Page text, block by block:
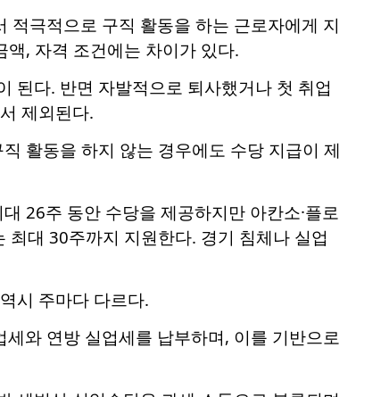
극적으로 구직 활동을 하는 근로자에게 지
, 자격 조건에는 차이가 있다.
된다. 반면 자발적으로 퇴사했거나 첫 취업
제외된다.
활동을 하지 않는 경우에도 수당 지급이 제
26주 동안 수당을 제공하지만 아칸소·플로
최대 30주까지 지원한다. 경기 침체나 실업
시 주마다 다르다.
와 연방 실업세를 납부하며, 이를 기반으로